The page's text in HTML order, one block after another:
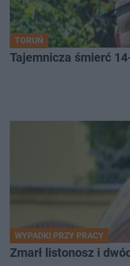
TORUŃ
Tajemnicza śmierć
WYPADKI PRZY PRACY
Zmarł listonosz i